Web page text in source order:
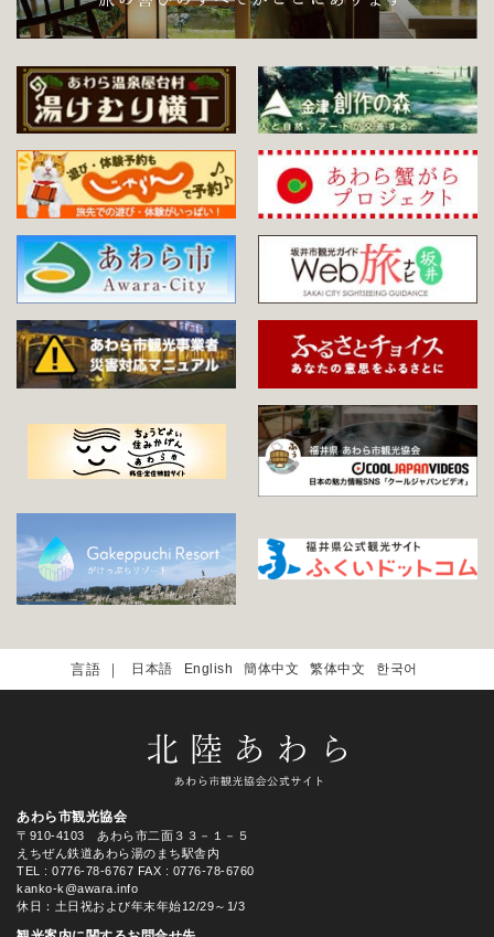
日本語 English 簡体中文 繁体中文 한국어
あわら市観光協会
〒910-4103 あわら市二面３３－１－５
えちぜん鉄道あわら湯のまち駅舎内
TEL
: 0776-78-6767 FAX : 0776-78-6760
kanko-k@awara.info
休日：土日祝および年末年始12/29～1/3